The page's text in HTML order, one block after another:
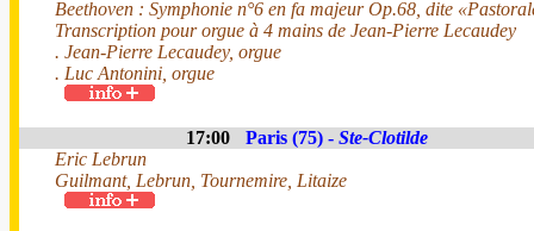
Beethoven : Symphonie n°6 en fa majeur Op.68, dite
Transcription pour orgue à 4 mains de Jean-Pierre Lecaudey
. Jean-Pierre Lecaudey, orgue
. Luc Antonini, orgue
17:00 Paris (75) - Ste-Clotilde
Eric Lebrun
Guilmant, Lebrun, Tournemire, Litaize